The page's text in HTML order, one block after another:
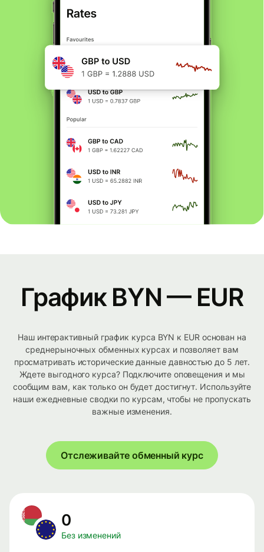
График BYN — EUR
Наш интерактивный график курса BYN к EUR основан на
среднерыночных обменных курсах и позволяет вам
просматривать исторические данные давностью до 5 лет.
Ждете выгодного курса? Подключите оповещения и мы
сообщим вам, как только он будет достигнут. Используйте
наши ежедневные сводки по курсам, чтобы не пропускать
важные изменения.
Отслеживайте обменный курс
0
Без изменений